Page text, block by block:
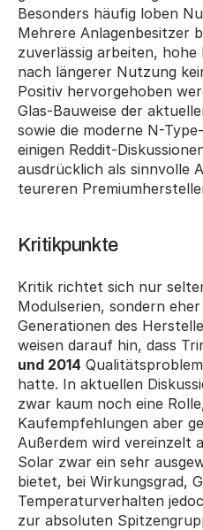
Besonders häufig loben
Mehrere Anlagenbesitzer
zuverlässig arbeiten,
nach längerer Nutzung
Positiv hervorgehoben
Glas-Bauweise der
sowie die moderne N-
einigen Reddit-
ausdrücklich als sinnvolle
teureren
Kritikpunkte
Kritik richtet sich nur
Modulserien, sondern
Generationen des
weisen darauf hin, dass
und 2014
hatte. In aktuellen
zwar kaum noch eine
Kaufempfehlungen aber
Außerdem wird vereinzelt
Solar zwar ein sehr
bietet, bei Wirkungsgrad,
Temperaturverhalten
zur absoluten